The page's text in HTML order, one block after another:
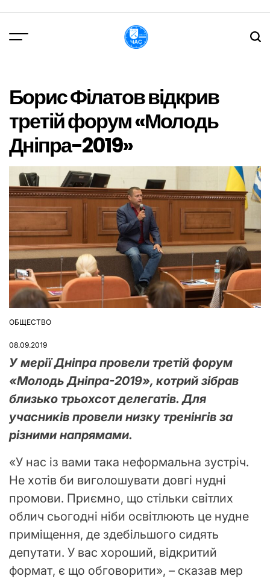
вмісту
Борис Філатов відкрив
третій форум «Молодь
Дніпра-2019»
ОПУБЛІКУВАТИ
ОБЩЕСТВО
08.09.2019
У мерії Дніпра провели третій форум
«Молодь Дніпра-2019», котрий зібрав
близько трьохсот делегатів. Для
учасників провели низку тренінгів за
різними напрямами.
«У нас із вами така неформальна зустріч.
Не хотів би виголошувати довгі нудні
промови. Приємно, що стільки світлих
облич сьогодні ніби освітлюють це нудне
приміщення, де здебільшого сидять
депутати. У вас хороший, відкритий
формат, є що обговорити», – сказав мер